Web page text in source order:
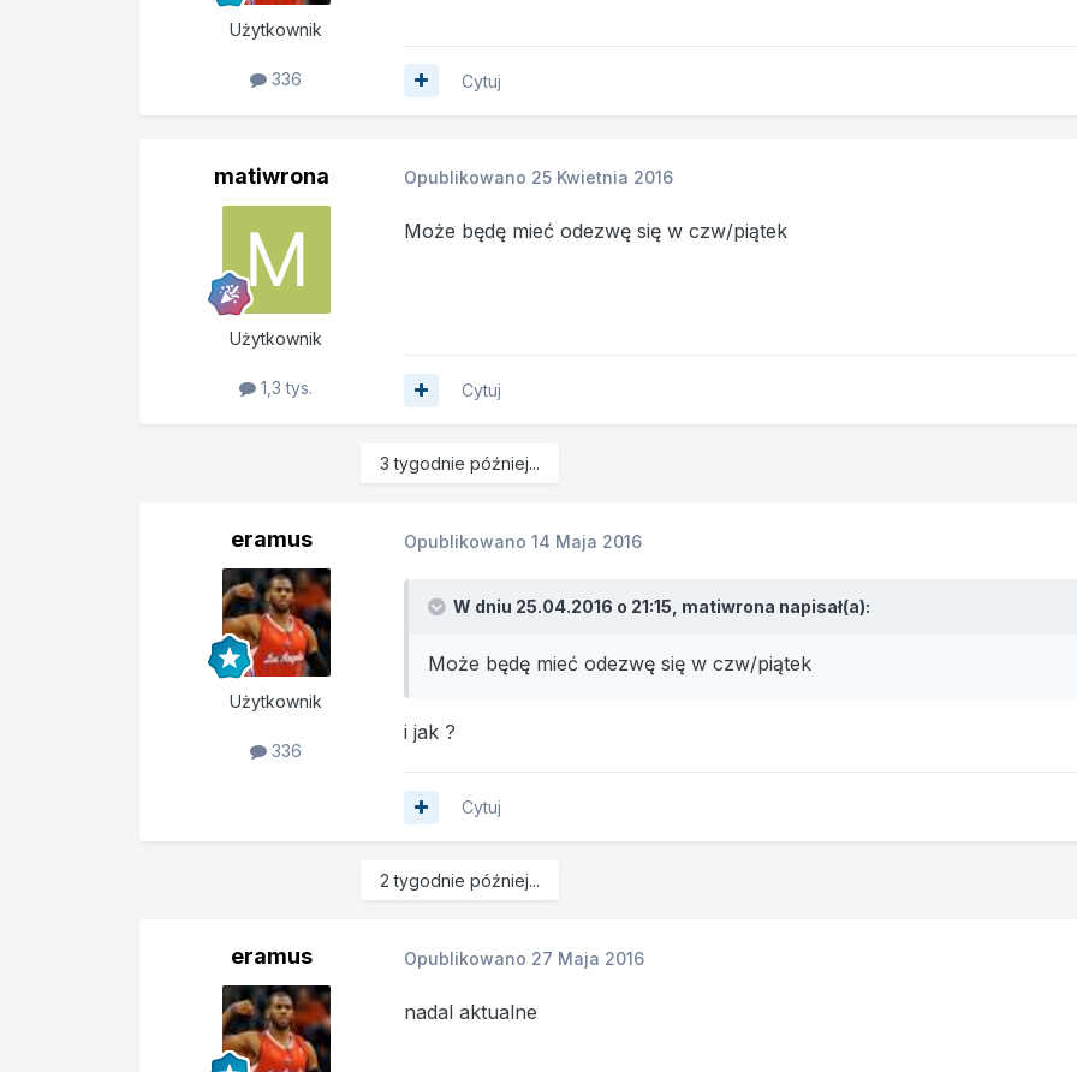
Użytkownik
336 Cytuj
matiwrona
Użytkownik
1,3 tys.
Opublikowano 25 Kwietnia 2016
Może będę mieć odezwę się w czw/piątek
Cytuj
3 tygodnie później...
eramus
Użytkownik
336
Opublikowano 14 Maja 2016
W dniu 25.04.2016 o 21:15, matiwrona napisał(a):
Może będę mieć odezwę się w czw/piątek
i jak ?
Cytuj
2 tygodnie później...
eramus Opublikowano 27 Maja 2016
nadal aktualne